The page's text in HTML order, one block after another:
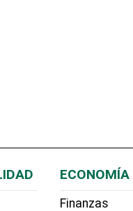
ECONOMÍA
Finanzas